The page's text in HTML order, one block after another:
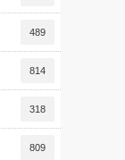
489
814
318
809